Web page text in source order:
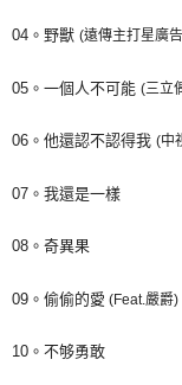
04 。野獸 (遠傳主打星廣
05 。一個人不可能 (三立
06 。他還認不認得我 (中
07 。我還是一樣
08 。奇異果
09 。偷偷的愛 (Feat. 嚴爵)
10 。不够勇敢